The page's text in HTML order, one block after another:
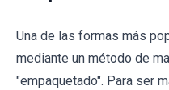
Una de las formas más
mediante un método de
"empaquetado". Para ser